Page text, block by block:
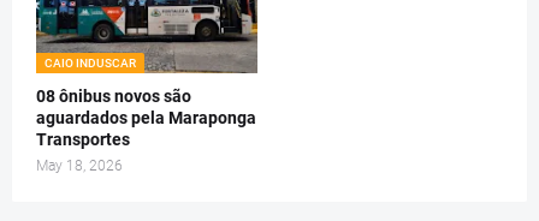
CAIO INDUSCAR
08 ônibus novos são
aguardados pela Maraponga
Transportes
May 18, 2026